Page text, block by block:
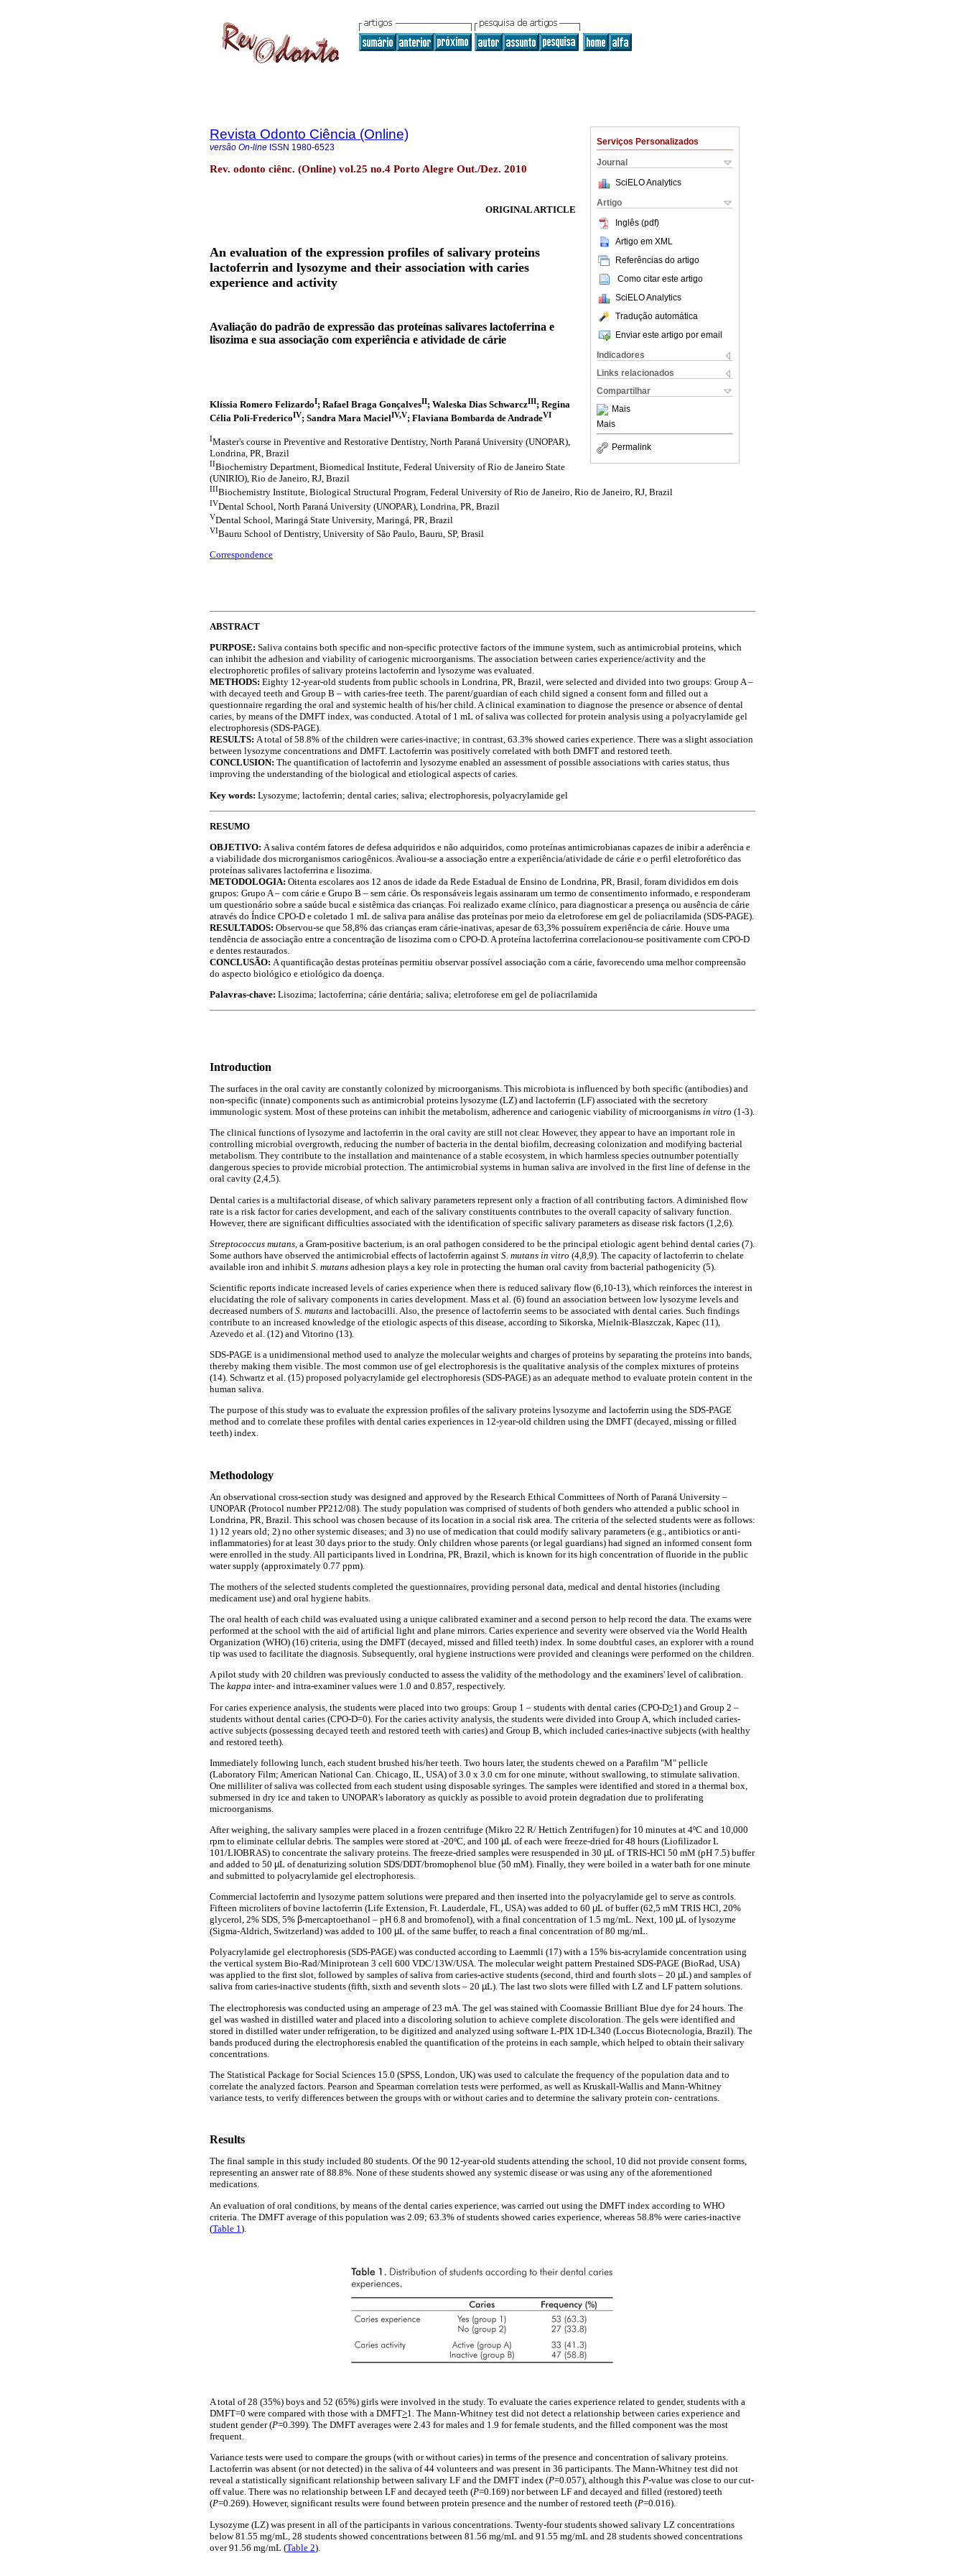
Serviços Personalizados
Journal
SciELO Analytics
Artigo
Inglês (pdf)
Artigo em XML
Referências do artigo
Como citar este artigo
SciELO Analytics
Tradução automática
Enviar este artigo por email
Indicadores
Links relacionados
Compartilhar
Mais
Mais
Permalink
Revista Odonto Ciência (Online)
versão On-line ISSN 1980-6523
Rev. odonto ciênc. (Online) vol.25 no.4 Porto Alegre Out./Dez. 2010
ORIGINAL ARTICLE
An evaluation of the expression profiles of salivary proteins
lactoferrin and lysozyme and their association with caries
experience and activity
Avaliação do padrão de expressão das proteínas salivares lactoferrina e
lisozima e sua associação com experiência e atividade de cárie
Klíssia Romero FelizardoI; Rafael Braga GonçalvesII; Waleska Dias SchwarczIII; Regina
Célia Poli-FredericoIV; Sandra Mara MacielIV,V; Flaviana Bombarda de AndradeVI
IMaster's course in Preventive and Restorative Dentistry, North Paraná University (UNOPAR),
Londrina, PR, Brazil
IIBiochemistry Department, Biomedical Institute, Federal University of Rio de Janeiro State
(UNIRIO), Rio de Janeiro, RJ, Brazil
IIIBiochemistry Institute, Biological Structural Program, Federal University of Rio de Janeiro, Rio de Janeiro, RJ, Brazil
IVDental School, North Paraná University (UNOPAR), Londrina, PR, Brazil
VDental School, Maringá State University, Maringá, PR, Brazil
VIBauru School of Dentistry, University of São Paulo, Bauru, SP, Brasil
Correspondence
ABSTRACT
PURPOSE: Saliva contains both specific and non-specific protective factors of the immune system, such as antimicrobial proteins, which
can inhibit the adhesion and viability of cariogenic microorganisms. The association between caries experience/activity and the
electrophoretic profiles of salivary proteins lactoferrin and lysozyme was evaluated.
METHODS: Eighty 12-year-old students from public schools in Londrina, PR, Brazil, were selected and divided into two groups: Group A –
with decayed teeth and Group B – with caries-free teeth. The parent/guardian of each child signed a consent form and filled out a
questionnaire regarding the oral and systemic health of his/her child. A clinical examination to diagnose the presence or absence of dental
caries, by means of the DMFT index, was conducted. A total of 1 mL of saliva was collected for protein analysis using a polyacrylamide gel
electrophoresis (SDS-PAGE).
RESULTS: A total of 58.8% of the children were caries-inactive; in contrast, 63.3% showed caries experience. There was a slight association
between lysozyme concentrations and DMFT. Lactoferrin was positively correlated with both DMFT and restored teeth.
CONCLUSION: The quantification of lactoferrin and lysozyme enabled an assessment of possible associations with caries status, thus
improving the understanding of the biological and etiological aspects of caries.
Key words: Lysozyme; lactoferrin; dental caries; saliva; electrophoresis, polyacrylamide gel
RESUMO
OBJETIVO: A saliva contém fatores de defesa adquiridos e não adquiridos, como proteínas antimicrobianas capazes de inibir a aderência e
a viabilidade dos microrganismos cariogênicos. Avaliou-se a associação entre a experiência/atividade de cárie e o perfil eletroforético das
proteínas salivares lactoferrina e lisozima.
METODOLOGIA: Oitenta escolares aos 12 anos de idade da Rede Estadual de Ensino de Londrina, PR, Brasil, foram divididos em dois
grupos: Grupo A – com cárie e Grupo B – sem cárie. Os responsáveis legais assinaram um termo de consentimento informado, e responderam
um questionário sobre a saúde bucal e sistêmica das crianças. Foi realizado exame clínico, para diagnosticar a presença ou ausência de cárie
através do Índice CPO-D e coletado 1 mL de saliva para análise das proteínas por meio da eletroforese em gel de poliacrilamida (SDS-PAGE).
RESULTADOS: Observou-se que 58,8% das crianças eram cárie-inativas, apesar de 63,3% possuírem experiência de cárie. Houve uma
tendência de associação entre a concentração de lisozima com o CPO-D. A proteína lactoferrina correlacionou-se positivamente com CPO-D
e dentes restaurados.
CONCLUSÃO: A quantificação destas proteínas permitiu observar possível associação com a cárie, favorecendo uma melhor compreensão
do aspecto biológico e etiológico da doença.
Palavras-chave: Lisozima; lactoferrina; cárie dentária; saliva; eletroforese em gel de poliacrilamida
Introduction
The surfaces in the oral cavity are constantly colonized by microorganisms. This microbiota is influenced by both specific (antibodies) and
non-specific (innate) components such as antimicrobial proteins lysozyme (LZ) and lactoferrin (LF) associated with the secretory
immunologic system. Most of these proteins can inhibit the metabolism, adherence and cariogenic viability of microorganisms in vitro (1-3).
The clinical functions of lysozyme and lactoferrin in the oral cavity are still not clear. However, they appear to have an important role in
controlling microbial overgrowth, reducing the number of bacteria in the dental biofilm, decreasing colonization and modifying bacterial
metabolism. They contribute to the installation and maintenance of a stable ecosystem, in which harmless species outnumber potentially
dangerous species to provide microbial protection. The antimicrobial systems in human saliva are involved in the first line of defense in the
oral cavity (2,4,5).
Dental caries is a multifactorial disease, of which salivary parameters represent only a fraction of all contributing factors. A diminished flow
rate is a risk factor for caries development, and each of the salivary constituents contributes to the overall capacity of salivary function.
However, there are significant difficulties associated with the identification of specific salivary parameters as disease risk factors (1,2,6).
Streptococcus mutans, a Gram-positive bacterium, is an oral pathogen considered to be the principal etiologic agent behind dental caries (7).
Some authors have observed the antimicrobial effects of lactoferrin against S. mutans in vitro (4,8,9). The capacity of lactoferrin to chelate
available iron and inhibit S. mutans adhesion plays a key role in protecting the human oral cavity from bacterial pathogenicity (5).
Scientific reports indicate increased levels of caries experience when there is reduced salivary flow (6,10-13), which reinforces the interest in
elucidating the role of salivary components in caries development. Mass et al. (6) found an association between low lysozyme levels and
decreased numbers ofS. mutans and lactobacilli. Also, the presence of lactoferrin seems to be associated with dental caries. Such findings
contribute to an increased knowledge of the etiologic aspects of this disease, according to Sikorska, Mielnik-Blaszczak, Kapec (11),
Azevedo et al. (12) and Vitorino (13).
SDS-PAGE is a unidimensional method used to analyze the molecular weights and charges of proteins by separating the proteins into bands,
thereby making them visible. The most common use of gel electrophoresis is the qualitative analysis of the complex mixtures of proteins
(14). Schwartz et al. (15) proposed polyacrylamide gel electrophoresis (SDS-PAGE) as an adequate method to evaluate protein content in the
human saliva.
The purpose of this study was to evaluate the expression profiles of the salivary proteins lysozyme and lactoferrin using the SDS-PAGE
method and to correlate these profiles with dental caries experiences in 12-year-old children using the DMFT (decayed, missing or filled
teeth) index.
Methodology
An observational cross-section study was designed and approved by the Research Ethical Committees of North of Paraná University –
UNOPAR (Protocol number PP212/08). The study population was comprised of students of both genders who attended a public school in
Londrina, PR, Brazil. This school was chosen because of its location in a social risk area. The criteria of the selected students were as follows:
1) 12 years old; 2) no other systemic diseases; and 3) no use of medication that could modify salivary parameters (e.g., antibiotics or anti-
inflammatories) for at least 30 days prior to the study. Only children whose parents (or legal guardians) had signed an informed consent form
were enrolled in the study. All participants lived in Londrina, PR, Brazil, which is known for its high concentration of fluoride in the public
water supply (approximately 0.77 ppm).
The mothers of the selected students completed the questionnaires, providing personal data, medical and dental histories (including
medicament use) and oral hygiene habits.
The oral health of each child was evaluated using a unique calibrated examiner and a second person to help record the data. The exams were
performed at the school with the aid of artificial light and plane mirrors. Caries experience and severity were observed via the World Health
Organization (WHO) (16) criteria, using the DMFT (decayed, missed and filled teeth) index. In some doubtful cases, an explorer with a round
tip was used to facilitate the diagnosis. Subsequently, oral hygiene instructions were provided and cleanings were performed on the children.
A pilot study with 20 children was previously conducted to assess the validity of the methodology and the examiners' level of calibration.
The kappa inter- and intra-examiner values were 1.0 and 0.857, respectively.
For caries experience analysis, the students were placed into two groups: Group 1 – students with dental caries (CPO-D>1) and Group 2 –
students without dental caries (CPO-D=0). For the caries activity analysis, the students were divided into Group A, which included caries-
active subjects (possessing decayed teeth and restored teeth with caries) and Group B, which included caries-inactive subjects (with healthy
and restored teeth).
Immediately following lunch, each student brushed his/her teeth. Two hours later, the students chewed on a Parafilm "M" pellicle
(Laboratory Film; American National Can. Chicago, IL, USA) of 3.0 x 3.0 cm for one minute, without swallowing, to stimulate salivation.
One milliliter of saliva was collected from each student using disposable syringes. The samples were identified and stored in a thermal box,
submersed in dry ice and taken to UNOPAR's laboratory as quickly as possible to avoid protein degradation due to proliferating
microorganisms.
After weighing, the salivary samples were placed in a frozen centrifuge (Mikro 22 R/ Hettich Zentrifugen) for 10 minutes at 4ºC and 10,000
rpm to eliminate cellular debris. The samples were stored at -20ºC, and 100 µL of each were freeze-dried for 48 hours (Liofilizador L
101/LIOBRAS) to concentrate the salivary proteins. The freeze-dried samples were resuspended in 30 µL of TRIS-HCl 50 mM (pH 7.5) buffer
and added to 50 µL of denaturizing solution SDS/DDT/bromophenol blue (50 mM). Finally, they were boiled in a water bath for one minute
and submitted to polyacrylamide gel electrophoresis.
Commercial lactoferrin and lysozyme pattern solutions were prepared and then inserted into the polyacrylamide gel to serve as controls.
Fifteen microliters of bovine lactoferrin (Life Extension, Ft. Lauderdale, FL, USA) was added to 60 µL of buffer (62,5 mM TRIS HCl, 20%
glycerol, 2% SDS, 5% β-mercaptoethanol – pH 6.8 and bromofenol), with a final concentration of 1.5 mg/mL. Next, 100 µL of lysozyme
(Sigma-Aldrich, Switzerland) was added to 100 µL of the same buffer, to reach a final concentration of 80 mg/mL.
Polyacrylamide gel electrophoresis (SDS-PAGE) was conducted according to Laemmli (17) with a 15% bis-acrylamide concentration using
the vertical system Bio-Rad/Miniprotean 3 cell 600 VDC/13W/USA. The molecular weight pattern Prestained SDS-PAGE (BioRad, USA)
was applied to the first slot, followed by samples of saliva from caries-active students (second, third and fourth slots – 20 µL) and samples of
saliva from caries-inactive students (fifth, sixth and seventh slots – 20 µL). The last two slots were filled with LZ and LF pattern solutions.
The electrophoresis was conducted using an amperage of 23 mA. The gel was stained with Coomassie Brilliant Blue dye for 24 hours. The
gel was washed in distilled water and placed into a discoloring solution to achieve complete discoloration. The gels were identified and
stored in distilled water under refrigeration, to be digitized and analyzed using software L-PIX 1D-L340 (Loccus Biotecnologia, Brazil). The
bands produced during the electrophoresis enabled the quantification of the proteins in each sample, which helped to obtain their salivary
concentrations.
The Statistical Package for Social Sciences 15.0 (SPSS, London, UK) was used to calculate the frequency of the population data and to
correlate the analyzed factors. Pearson and Spearman correlation tests were performed, as well as Kruskall-Wallis and Mann-Whitney
variance tests, to verify differences between the groups with or without caries and to determine the salivary protein con- centrations.
Results
The final sample in this study included 80 students. Of the 90 12-year-old students attending the school, 10 did not provide consent forms,
representing an answer rate of 88.8%. None of these students showed any systemic disease or was using any of the aforementioned
medications.
An evaluation of oral conditions, by means of the dental caries experience, was carried out using the DMFT index according to WHO
criteria. The DMFT average of this population was 2.09; 63.3% of students showed caries experience, whereas 58.8% were caries-inactive
(Table 1 ).
A total of 28 (35%) boys and 52 (65%) girls were involved in the study. To evaluate the caries experience related to gender, students with a
DMFT=0 were compared with those with a DMFT>1. The Mann-Whitney test did not detect a relationship between caries experience and
student gender (P=0.399). The DMFT averages were 2.43 for males and 1.9 for female students, and the filled component was the most
frequent.
Variance tests were used to compare the groups (with or without caries) in terms of the presence and concentration of salivary proteins.
Lactoferrin was absent (or not detected) in the saliva of 44 volunteers and was present in 36 participants. The Mann-Whitney test did not
reveal a statistically significant relationship between salivary LF and the DMFT index (P=0.057), although this P-value was close to our cut-
off value. There was no relationship between LF and decayed teeth (P=0.169) nor between LF and decayed and filled (restored) teeth
(P=0.269). However, significant results were found between protein presence and the number of restored teeth (P=0.016).
Lysozyme (LZ) was present in all of the participants in various concentrations. Twenty-four students showed salivary LZ concentrations
below 81.55 mg/mL, 28 students showed concentrations between 81.56 mg/mL and 91.55 mg/mL and 28 students showed concentrations
over 91.56 mg/mL (Table 2).